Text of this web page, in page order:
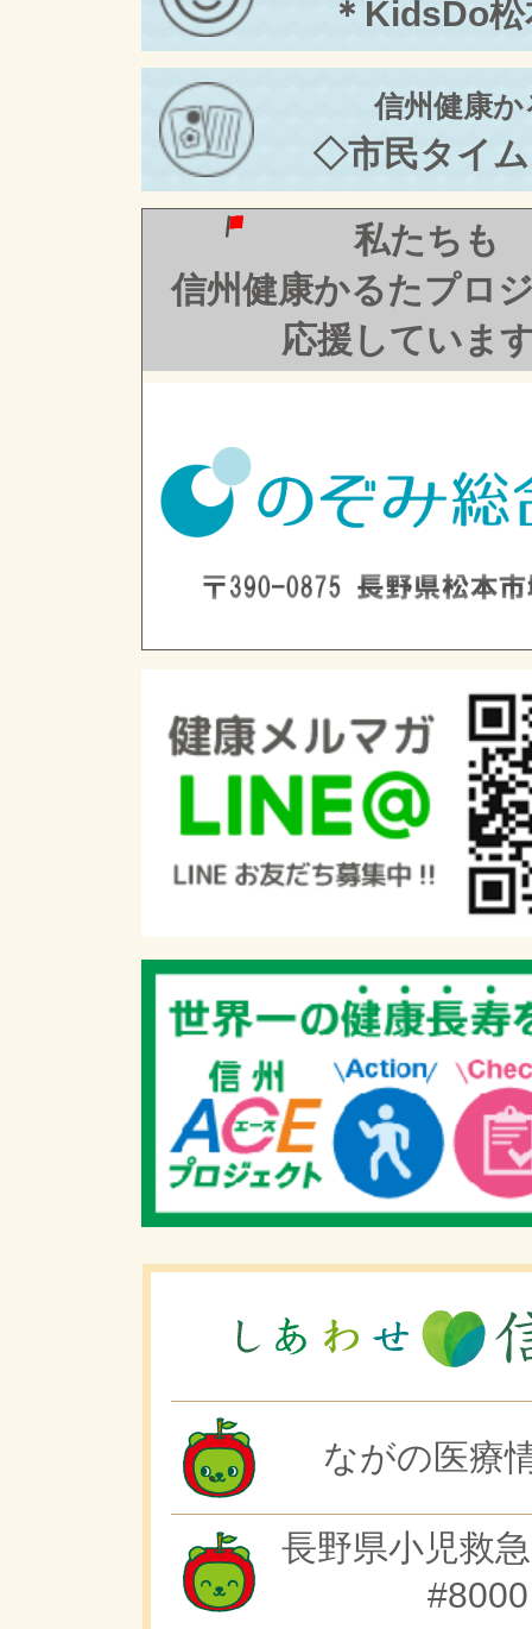
＊KidsDo
信州健康
◇市民タイ
私たちも
信州健康かるたプロ
応援していま
ながの医療
長野県小児救
#8000